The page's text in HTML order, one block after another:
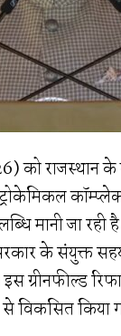
को
जा रही है।
के संयुक्त
इस ग्रीनफील्ड
किया